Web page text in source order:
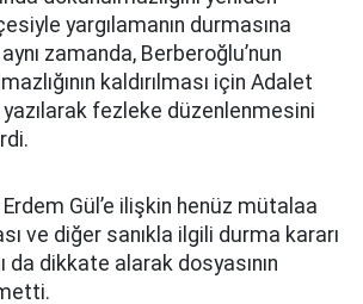
yargılamanın durmasına
zamanda, Berberoğlu’nun
kaldırılması için Adalet
yazılarak fezleke düzenlenmesini
Gül’e ilişkin henüz mütalaa
ve diğer sanıkla ilgili durma kararı
da dikkate alarak dosyasının